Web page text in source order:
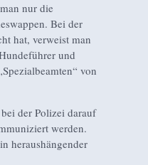
nur die
Bei der
hat, verweist man
und
von
der Polizei darauf
werden.
heraushängender